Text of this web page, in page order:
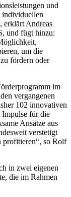
und
individuellen
erklärt Andreas
und fügt hinzu:
um die
fördern oder
im
vergangenen
102 innovativen
für die
Ansätze aus
verstetigt
profitieren“, so Rolf
in zwei eigenen
die im Rahmen